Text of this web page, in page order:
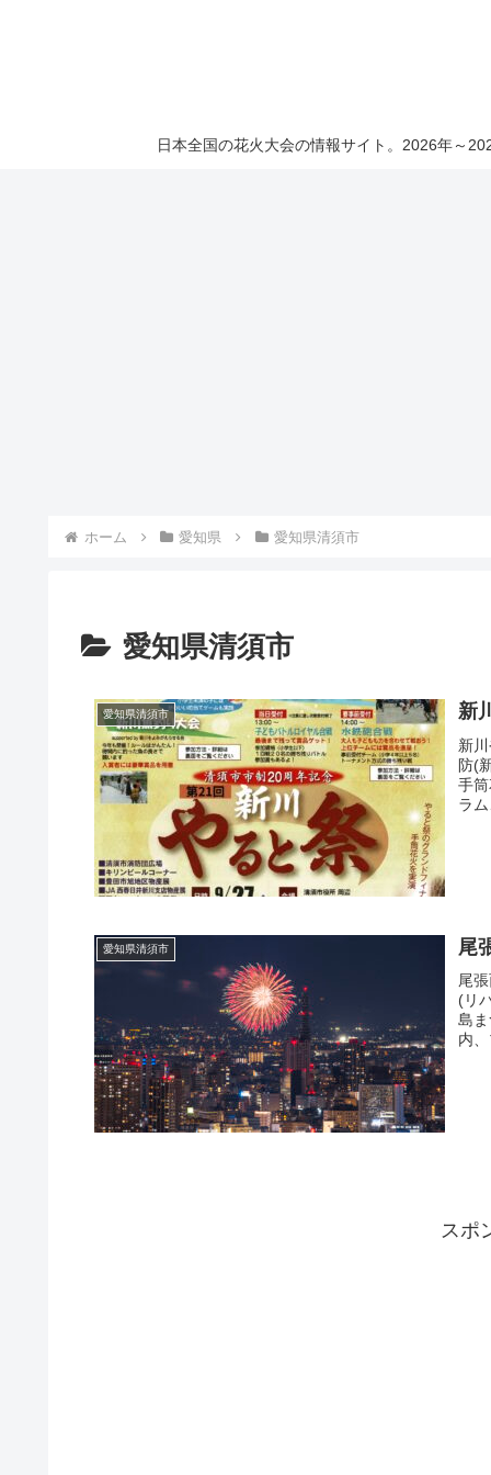
日本全国の花火大会の情報サイト。2026年～
ホーム 愛知県 愛知県清須市
愛知県清須市
愛知県清須市 新
新
防(
手
ラ
愛知県清須市 尾
尾
(リ
島
内
スポ